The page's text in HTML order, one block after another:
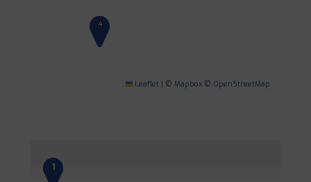
4
Leaflet | © Mapbox © OpenStreetMap
1